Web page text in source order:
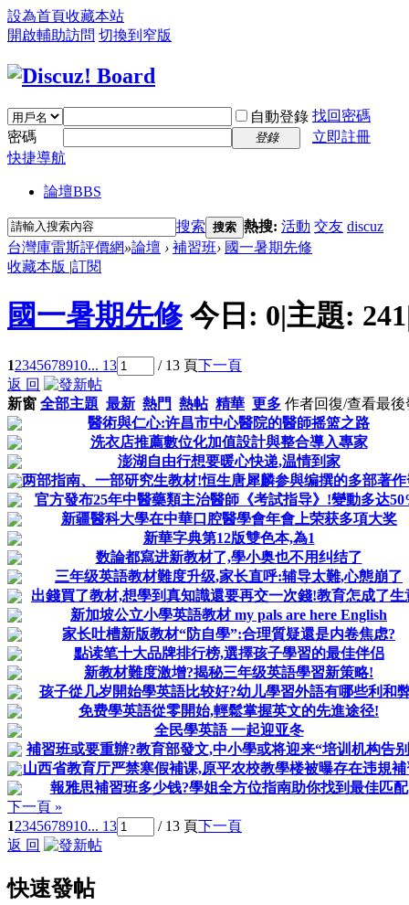
設為首頁收藏本站
開啟輔助訪問 切換到窄版
自動登錄 找回密碼
密碼
登錄
立即註冊
快捷導航
論壇BBS
搜索 搜索 熱搜: 活動 交友 discuz
台灣庫雷斯評價網»論壇 › 補習班› 國一暑期先修
收藏本版 |訂閱
國一暑期先修 今日: 0|主題: 241
12345678910... 13 / 13 頁下一頁
返 回
新窗 全部主題 最新 熱門 熱帖 精華 更多 作者回復/查看最後
醫術與仁心:许昌市中心醫院的醫師摇篮之路
洗衣店推薦數位化加值設計與整合導入專家
澎湖自由行想要暖心快递,温情到家
两部指南、一部研究生教材!恒生唐犀麟参與编撰的多部著
官方發布25年中醫藥類主治醫師《考試指导》!變動多达
新疆醫科大學在中華口腔醫學會年會上荣获多項大奖
新華字典第12版雙色本,為1
数論都寫进新教材了,學小奥也不用纠结了
三年级英語教材難度升级,家长直呼:辅导太難,心態崩了
出錢買了教材,想學到真知識還要再交一次錢!教育怎成了生
新加坡公立小學英語教材 my pals are here English
家长吐槽新版教材“防自學”:合理質疑還是内卷焦虑?
點读笔十大品牌排行榜,選擇孩子學習的最佳伴侣
新教材難度激增?揭秘三年级英語學習新策略!
孩子從几岁開始學英語比较好?幼儿學習外語有哪些利和
免费學英語從零開始,輕鬆掌握英文的先進途径!
全民學英語 一起迎亚冬
補習班或要重辦?教育部發文,中小學或将迎来“培训机构告
山西省教育厅严禁寒假補课,原平农校教學楼被曝存在违規補
報雅思補習班多少钱?學姐全方位指南助你找到最佳匹配
下一頁 »
12345678910... 13 / 13 頁下一頁
返 回
快速發帖